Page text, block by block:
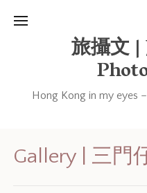
旅攝文
Hong Kong in my eyes
Gallery | 三門